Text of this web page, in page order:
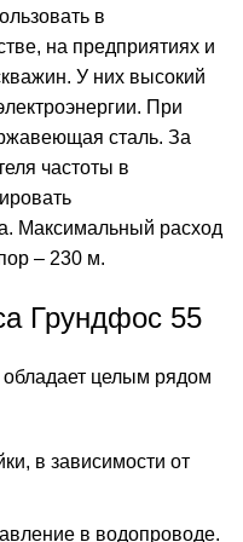
в
на предприятиях и
У них высокий
При
сталь. За
частоты в
Максимальный расход
– 230 м.
Грундфос 55
обладает целым рядом
в зависимости от
в водопроводе.